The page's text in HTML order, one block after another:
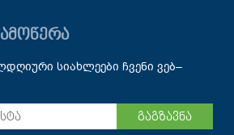
სიახლეები ჩვენი ვებ–
გაგზავნა